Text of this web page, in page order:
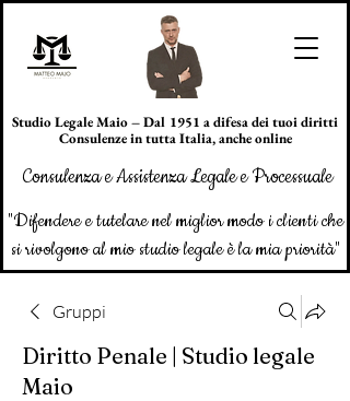
Studio Legale Maio – Dal 1951 a difesa dei tuoi diritti
Consulenze in tutta Italia, anche online
Consulenza e Assistenza Legale e Processuale
"Difendere e tutelare nel miglior modo i clienti che
si rivolgono al mio studio legale è la mia priorità"
Gruppi
Diritto Penale | Studio legale
Maio